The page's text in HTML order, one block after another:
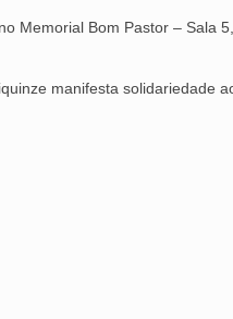
Memorial Bom Pastor – Sala
manifesta solidariedade